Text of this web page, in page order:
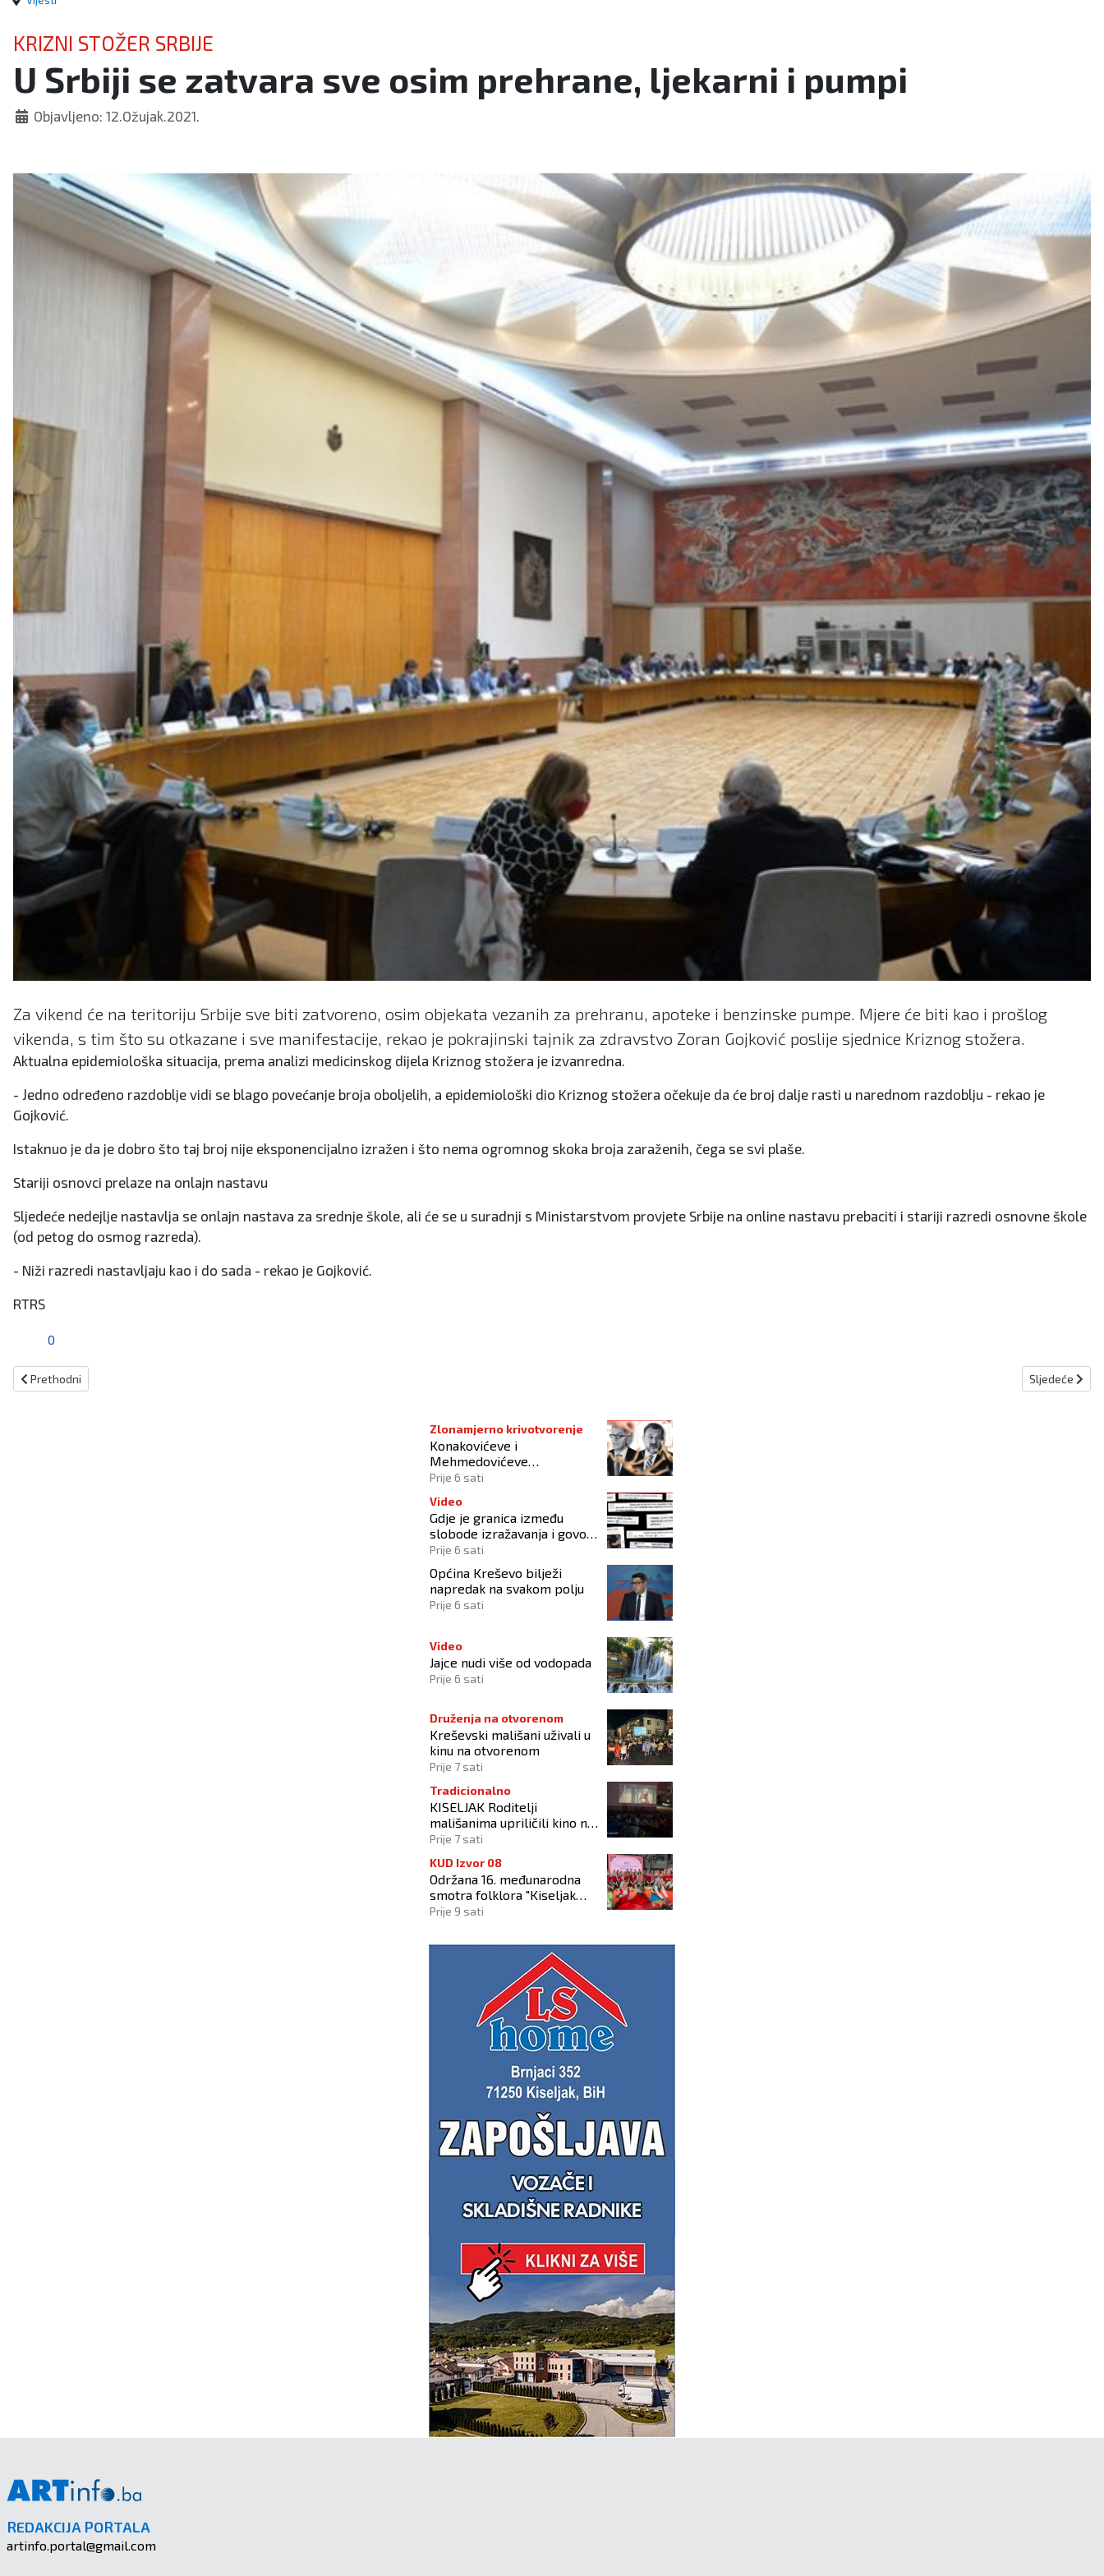
KRIZNI STOŽER SRBIJE
U Srbiji se zatvara sve osim prehrane, ljekarni i pumpi
Objavljeno: 12.Ožujak.2021.
Za vikend će na teritoriju Srbije sve biti zatvoreno, osim objekata vezanih za prehranu, apoteke i benzinske pumpe. Mjere će biti kao i prošlog
vikenda, s tim što su otkazane i sve manifestacije, rekao je pokrajinski tajnik za zdravstvo Zoran Gojković poslije sjednice Kriznog stožera.
Aktualna epidemiološka situacija, prema analizi medicinskog dijela Kriznog stožera je izvanredna.
- Јedno određeno razdoblje vidi se blago povećanje broja oboljelih, a epidemiološki dio Kriznog stožera očekuje da će broj dalje rasti u narednom razdoblju - rekao je
Gojković.
Istaknuo je da je dobro što taj broj nije eksponencijalno izražen i što nema ogromnog skoka broja zaraženih, čega se svi plaše.
Stariji osnovci prelaze na onlajn nastavu
Sljedeće nedejlje nastavlja se onlajn nastava za srednje škole, ali će se u suradnji s Ministarstvom provjete Srbije na online nastavu prebaciti i stariji razredi osnovne škole
(od petog do osmog razreda).
- Niži razredi nastavljaju kao i do sada - rekao je Gojković.
RTRS
0
Prethodni članak: Upozorenje liječnika: Ne dolaze blistava vremena, buran vikend nas očekuje
Prethodni Sljedeći
Sljedeće
Zlonamjerno krivotvorenje
Konakovićeve i
Mehmedovićeve
manipulacije ne osporavaju
Prije 6 sati
Video
Gdje je granica između
slobode izražavanja i govora
mržnje?
Prije 6 sati
Općina Kreševo bilježi
napredak na svakom polju
Prije 6 sati
Video
Jajce nudi više od vodopada
Prije 6 sati
Druženja na otvorenom
Kreševski mališani uživali u
kinu na otvorenom
Prije 7 sati
Tradicionalno
KISELJAK Roditelji
mališanima upriličili kino na
otvorenom
Prije 7 sati
KUD Izvor 08
Održana 16. međunarodna
smotra folklora "Kiseljak
2026"
Prije 9 sati
REDAKCIJA PORTALA
artinfo.portal@gmail.com